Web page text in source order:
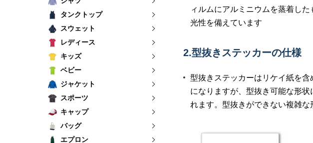
タンクトップ
スウェット
レディース
キッズ
ベビー
ジャケット
スポーツ
キャップ
バッグ
エプロン
ィルムにアルミニウムを蒸着し
光性を備えています
2.型抜きステッカーの仕様
型抜きステッカーはリケイ紙を
になりますが、型抜き可能な形
れます。型抜きができない複雑な